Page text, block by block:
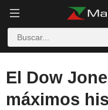
El Dow
máximos